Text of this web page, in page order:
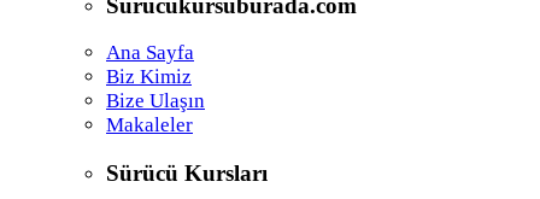
Surucukursuburada.com
Ana Sayfa
Biz Kimiz
Bize Ulaşın
Makaleler
Sürücü Kursları